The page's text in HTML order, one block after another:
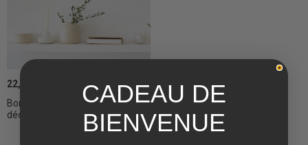
Bon voyage - Stickers muraux
déco
22,50 €
CADEAU DE
BIENVENUE